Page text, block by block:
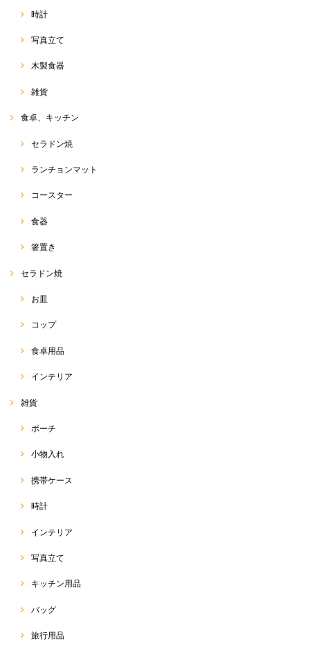
時計
写真立て
木製食器
雑貨
食卓、キッチン
セラドン焼
ランチョンマット
コースター
食器
箸置き
セラドン焼
お皿
コップ
食卓用品
インテリア
雑貨
ポーチ
小物入れ
携帯ケース
時計
インテリア
写真立て
キッチン用品
バッグ
旅行用品